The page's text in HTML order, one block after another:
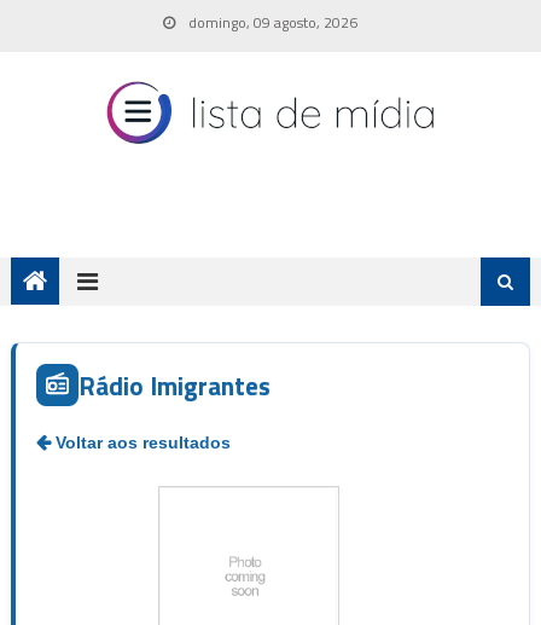
domingo, 09 agosto, 2026
Rádio Imigrantes